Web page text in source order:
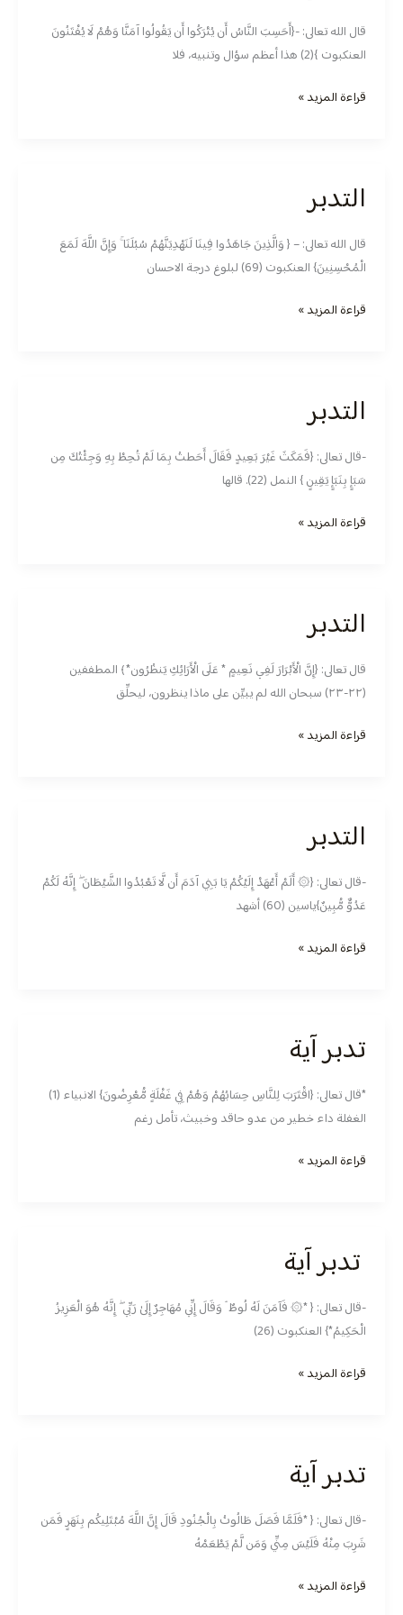
قال الله تعالى: -{أَحَسِبَ النَّاسُ أَن يُتْرَكُوا أَن يَقُولُوا آمَنَّا وَهُمْ لَا يُفْتَنُونَ
العنكبوت }(2) هذا ‏أعظم سؤال وتنبيه، فلا
قراءة المزيد »
التدبر
قال الله تعالى: – { وَالَّذِينَ جَاهَدُوا فِينَا لَنَهْدِيَنَّهُمْ سُبُلَنَا ۚ وَإِنَّ اللَّهَ لَمَعَ
الْمُحْسِنِينَ} العنكبوت (69) لبلوغ درجة الاحسان
التدبر
قراءة المزيد »
التدبر
-قال تعالى: {فَمَكَثَ غَيْرَ بَعِيدٍ فَقَالَ أَحَطتُ بِمَا لَمْ تُحِطْ بِهِ وَجِئْتُكَ مِن
سَبَإٍ بِنَبَإٍ يَقِينٍ } النمل (22). قالها
التدبر
قراءة المزيد »
التدبر
قال تعالى: ‏‏‏{إِنَّ الْأَبْرَارَ لَفِي نَعِيمٍ * عَلَى الْأَرَائِكِ يَنظُرُون*﴾ المطففين
(٢٢-٢٣) سبحان الله لم يبيِّن على ماذا ينظرون، ليحلِّق
التدبر
قراءة المزيد »
التدبر
-قال تعالى: ‏{۞ أَلَمْ أَعْهَدْ إِلَيْكُمْ يَا بَنِي آدَمَ أَن لَّا تَعْبُدُوا الشَّيْطَانَ ۖ إِنَّهُ لَكُمْ
عَدُوٌّ مُّبِينٌ}ياسين (60) أشهد
التدبر
قراءة المزيد »
تدبر آية
*قال تعالى: {اقْتَرَبَ لِلنَّاسِ حِسَابُهُمْ وَهُمْ فِي غَفْلَةٍ مُّعْرِضُونَ} الانبياء (1)
الغفلة داء خطير من عدو حاقد وخبيث، تأمل رغم
تدبر
قراءة المزيد »
تدبر آية
-قال تعالى: { *۞ فَآمَنَ لَهُ لُوطٌ ۘ وَقَالَ إِنِّي مُهَاجِرٌ إِلَىٰ رَبِّي ۖ إِنَّهُ هُوَ الْعَزِيزُ
الْحَكِيمُ*} العنكبوت (26)
تدبر
قراءة المزيد »
تدبر آية
-قال تعالى: { *فَلَمَّا فَصَلَ طَالُوتُ بِالْجُنُودِ قَالَ إِنَّ اللَّهَ مُبْتَلِيكُم بِنَهَرٍ فَمَن
شَرِبَ مِنْهُ فَلَيْسَ مِنِّي وَمَن لَّمْ يَطْعَمْهُ
تدبر
قراءة المزيد »